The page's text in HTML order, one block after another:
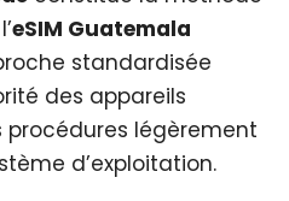
eSIM Guatemala
standardisée
des appareils
légèrement
d’exploitation.